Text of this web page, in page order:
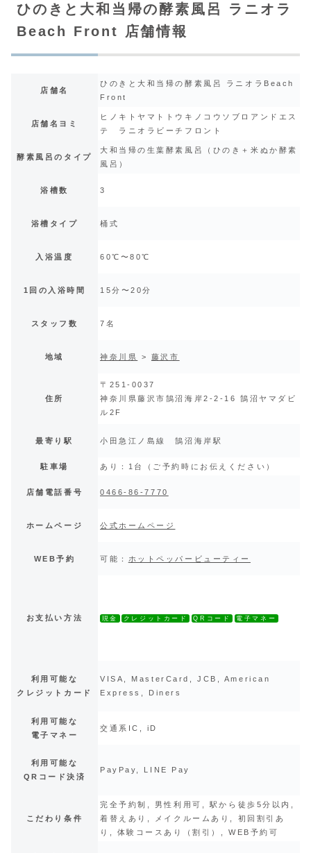
ひのきと大和当帰の酵素風呂 ラニオラ
Beach Front 店舗情報
店舗名
ひのきと大和当帰の酵素風呂 ラニオラBeach
Front
店舗名ヨミ
ヒノキトヤマトトウキノコウソブロアンドエス
テ ラニオラビーチフロント
酵素風呂のタイプ
大和当帰の生葉酵素風呂（ひのき＋米ぬか酵素
風呂）
浴槽数 3
浴槽タイプ 桶式
入浴温度 60℃〜80℃
1回の入浴時間 15分〜20分
スタッフ数 7名
地域 神奈川県 > 藤沢市
住所
〒251-0037
神奈川県藤沢市鵠沼海岸2-2-16 鵠沼ヤマダビ
ル2F
最寄り駅 小田急江ノ島線 鵠沼海岸駅
駐車場 あり：1台（ご予約時にお伝えください）
店舗電話番号 0466-86-7770
ホームページ 公式ホームページ
WEB予約 可能： ホットペッパービューティー
お支払い方法 現金 クレジットカード QRコード 電子マネー
利用可能な
クレジットカード
VISA, MasterCard, JCB, American
Express, Diners
利用可能な
電子マネー
交通系IC, iD
利用可能な
QRコード決済
PayPay, LINE Pay
こだわり条件
完全予約制, 男性利用可, 駅から徒歩5分以内,
着替えあり, メイクルームあり, 初回割引あ
り, 体験コースあり（割引）, WEB予約可